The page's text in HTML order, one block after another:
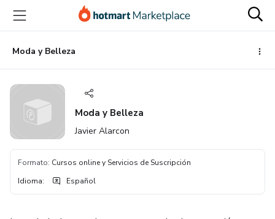
principal
página
de
página
Moda y Belleza
Moda y Belleza
Javier Alarcon
Formato: Cursos online y Servicios de Suscripción
Idioma: Español